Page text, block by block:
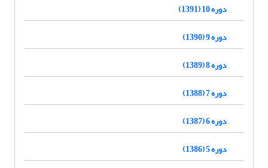
دوره 10 (1391)
دوره 9 (1390)
دوره 8 (1389)
دوره 7 (1388)
دوره 6 (1387)
دوره 5 (1386)